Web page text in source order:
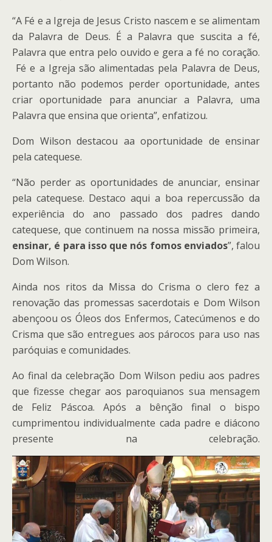
“A Fé e a Igreja de Jesus Cristo nascem e se alimentam
da Palavra de Deus. É a Palavra que suscita a fé,
Palavra que entra pelo ouvido e gera a fé no coração.
Fé e a Igreja são alimentadas pela Palavra de Deus,
portanto não podemos perder oportunidade, antes
criar oportunidade para anunciar a Palavra, uma
Palavra que ensina que orienta”, enfatizou.
Dom Wilson destacou aa oportunidade de ensinar
pela catequese.
“Não perder as oportunidades de anunciar, ensinar
pela catequese. Destaco aqui a boa repercussão da
experiência do ano passado dos padres dando
catequese, que continuem na nossa missão primeira,
ensinar, é para isso que nós fomos enviados”, falou
Dom Wilson.
Ainda nos ritos da Missa do Crisma o clero fez a
renovação das promessas sacerdotais e Dom Wilson
abençoou os Óleos dos Enfermos, Catecúmenos e do
Crisma que são entregues aos párocos para uso nas
paróquias e comunidades.
Ao final da celebração Dom Wilson pediu aos padres
que fizesse chegar aos paroquianos sua mensagem
de Feliz Páscoa. Após a bênção final o bispo
cumprimentou individualmente cada padre e diácono
presente na celebração.